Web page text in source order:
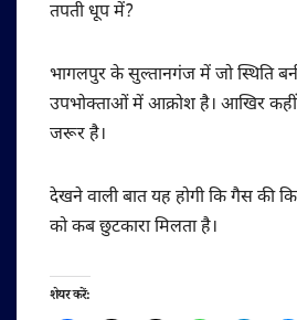
तपती धूप में?
भागलपुर के सुल्तानगंज में जो स्थिति
उपभोक्ताओं में आक्रोश है। आखिर
जरूर है।
देखने वाली बात यह होगी कि गैस की
को कब छुटकारा मिलता है।
शेयर करें: